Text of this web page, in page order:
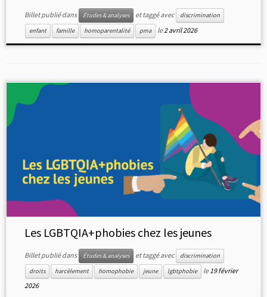
Billet publié dans Études & analyses et taggé avec
discrimination
enfant
famille homoparentalité pma le2 avril 2026
Les LGBTQIA+phobies chez les jeunes
Billet publié dans Études & analyses et taggé avec
discrimination
droits
harcèlement homophobie jeune lgbtphobie le 19 février
2026